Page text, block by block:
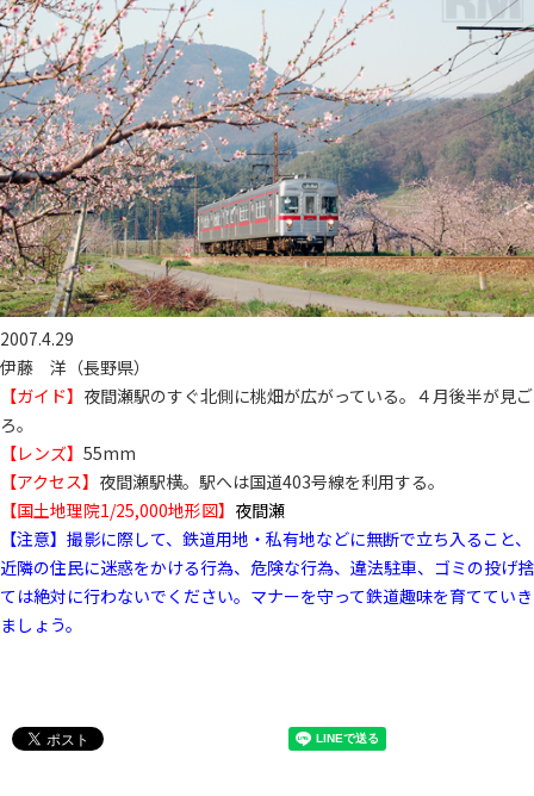
2007.4.29
伊藤 洋（長野県）
【ガイド】 夜間瀬駅のすぐ北側に桃畑が広がっている。４月後半が見ご
ろ。
【レンズ】 55mm
【アクセス】 夜間瀬駅横。駅へは国道403号線を利用する。
【国土地理院1/25,000地形図】 夜間瀬
【注意】撮影に際して、鉄道用地・私有地などに無断で立ち入ること、
近隣の住民に迷惑をかける行為、危険な行為、違法駐車、ゴミの投げ捨
ては絶対に行わないでください。マナーを守って鉄道趣味を育てていき
ましょう。